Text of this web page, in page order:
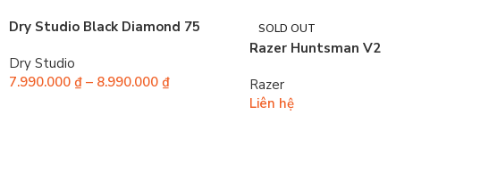
Dry Studio Black Diamond 75
Dry Studio
7.990.000 ₫ – 8.990.000 ₫
SOLD OUT
Razer Huntsman V2
Razer
Liên hệ